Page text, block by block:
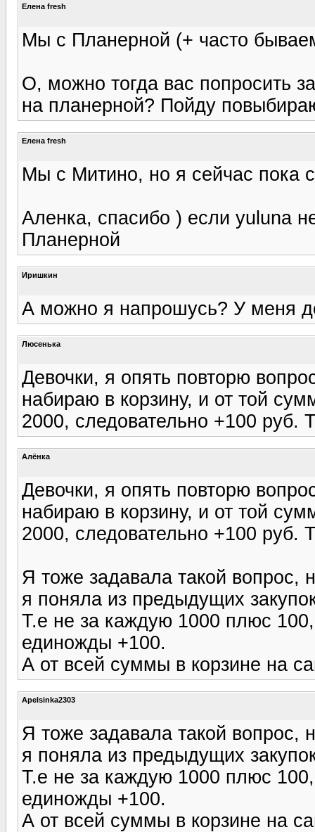
Елена fresh
Мы с Планерной (+ часто
О, можно тогда вас попросить
на планерной? Пойду
Елена fresh
Мы с Митино, но я сейчас пока
Аленка, спасибо ) если yuluna
Планерной
Иришкин
А можно я напрошусь? У меня
Люсенька
Девочки, я опять повторю
набираю в корзину, и от той
2000, следовательно +100 руб.
Алёнка
Девочки, я опять повторю
набираю в корзину, и от той
2000, следовательно +100 руб.
Я тоже задавала такой вопрос,
я поняла из предыдущих
Т.е не за каждую 1000 плюс
единожды +100.
А от всей суммы в корзине на
Apelsinka2303
Я тоже задавала такой вопрос,
я поняла из предыдущих
Т.е не за каждую 1000 плюс
единожды +100.
А от всей суммы в корзине на